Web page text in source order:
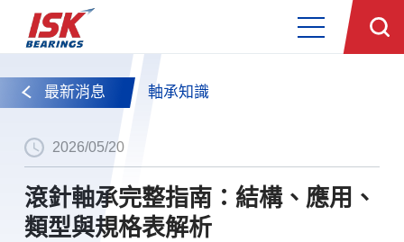
最新消息 軸承知識
2026/05/20
滾針軸承完整指南：結構、應用、
類型與規格表解析